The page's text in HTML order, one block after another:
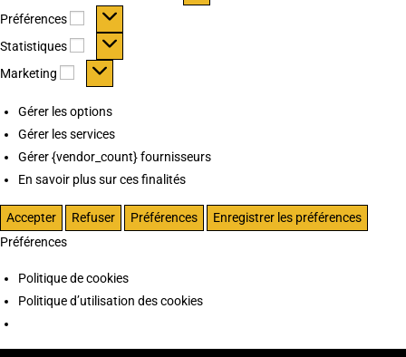
Préférences
Préférences
Statistiques Statistiques
Marketing Marketing
Gérer les options
Gérer les services
Gérer {vendor_count} fournisseurs
En savoir plus sur ces finalités
Accepter Refuser Préférences
Enregistrer les préférences
Préférences
Politique de cookies
Politique d’utilisation des cookies